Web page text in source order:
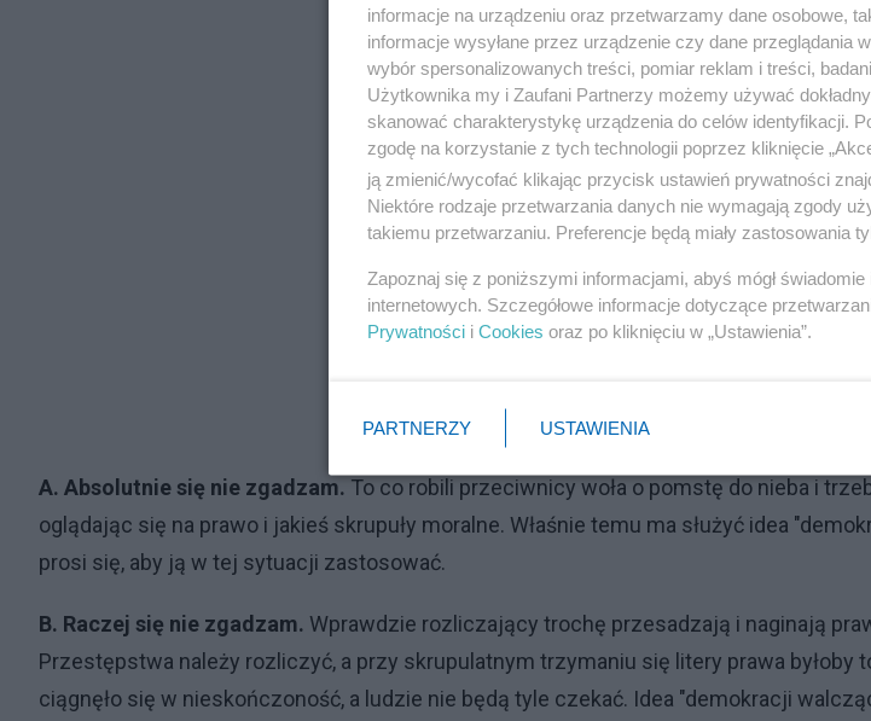
Reklama
A. Absolutnie się nie zgadzam. To co robili przeciwnicy woła o pomstę do nieba i
oglądając się na prawo i jakieś skrupuły moralne. Właśnie temu ma służyć idea
prosi się, aby ją w tej sytuacji zastosować.
B. Raczej się nie zgadzam. Wprawdzie rozliczający trochę przesadzają i naginają
Przestępstwa należy rozliczyć, a przy skrupulatnym trzymaniu się litery prawa byłoby
ciągnęło się w nieskończoność, a ludzie nie będą tyle czekać. Idea "demokracji
informacje na urządzeniu oraz przetwarzamy dane osobowe,
informacje wysyłane przez urządzenie czy dane przeglądania
wybór spersonalizowanych treści, pomiar reklam i treści,
Użytkownika my i Zaufani Partnerzy możemy używać
skanować charakterystykę urządzenia do celów identyfikacji.
zgodę na korzystanie z tych technologii poprzez kliknięcie
ją zmienić/wycofać klikając przycisk ustawień prywatności
Niektóre rodzaje przetwarzania danych nie wymagają zgody
takiemu przetwarzaniu. Preferencje będą miały zastosowania
Zapoznaj się z poniższymi informacjami, abyś mógł
internetowych. Szczegółowe informacje dotyczące
Prywatności i Cookies oraz po kliknięciu w „Ustawienia”.
PARTNERZY USTAWIENIA